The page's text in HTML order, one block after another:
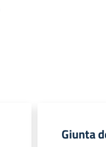
Giunta